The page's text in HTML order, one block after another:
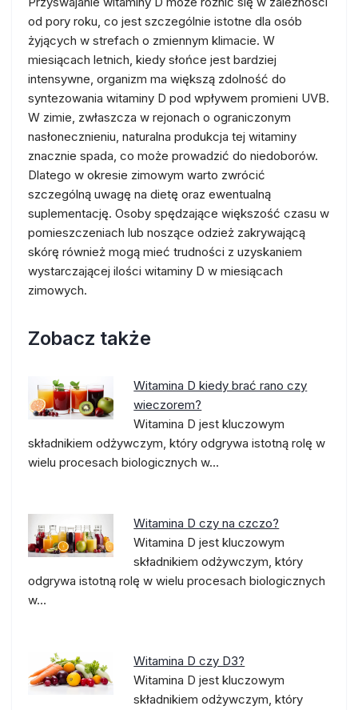
od pory roku, co jest szczególnie istotne dla osób
żyjących w strefach o zmiennym klimacie. W
miesiącach letnich, kiedy słońce jest bardziej
intensywne, organizm ma większą zdolność do
syntezowania witaminy D pod wpływem promieni UVB.
W zimie, zwłaszcza w rejonach o ograniczonym
nasłonecznieniu, naturalna produkcja tej witaminy
znacznie spada, co może prowadzić do niedoborów.
Dlatego w okresie zimowym warto zwrócić
szczególną uwagę na dietę oraz ewentualną
suplementację. Osoby spędzające większość czasu w
pomieszczeniach lub noszące odzież zakrywającą
skórę również mogą mieć trudności z uzyskaniem
wystarczającej ilości witaminy D w miesiącach
zimowych.
Zobacz także
Witamina D kiedy brać rano czy
wieczorem?
Witamina D jest kluczowym
składnikiem odżywczym, który odgrywa istotną rolę w
wielu procesach biologicznych w…
Witamina D czy na czczo?
Witamina D jest kluczowym
składnikiem odżywczym, który
odgrywa istotną rolę w wielu procesach biologicznych
w…
Witamina D czy D3?
Witamina D jest kluczowym
składnikiem odżywczym, który